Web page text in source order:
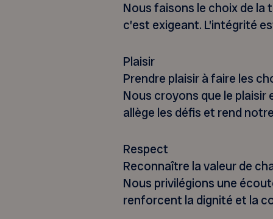
Nous faisons le choix de la
c’est exigeant. L’intégrité
Plaisir
Prendre plaisir à faire les
Nous croyons que le
allège les défis et rend
Respect
Reconnaître la valeur de
Nous privilégions une
renforcent la dignité et la